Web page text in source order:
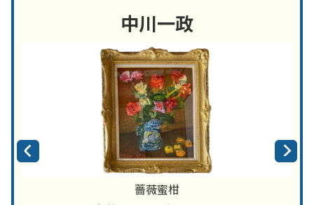
中川一政
薔薇蜜柑